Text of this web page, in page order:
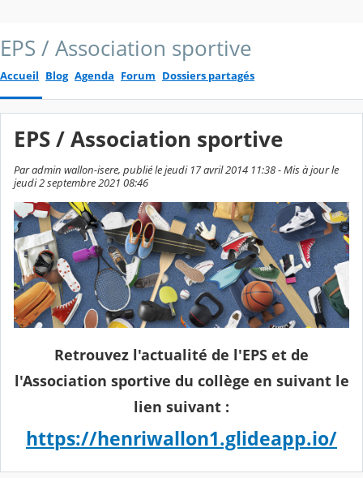
EPS / Association sportive
Accueil Blog Agenda Forum Dossiers partagés
EPS / Association sportive
Par admin wallon-isere, publié le jeudi 17 avril 2014 11:38 - Mis à jour le
jeudi 2 septembre 2021 08:46
Retrouvez l'actualité de l'EPS et de
l'Association sportive du collège en suivant le
lien suivant :
https://henriwallon1.glideapp.io/